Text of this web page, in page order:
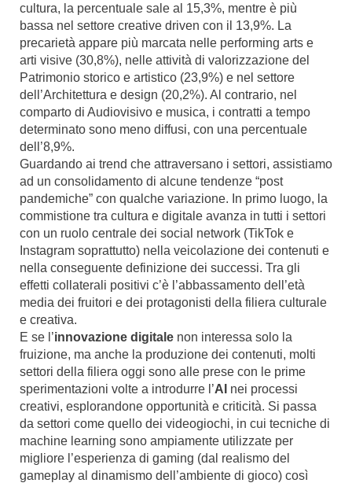
cultura, la percentuale sale al 15,3%, mentre è più
bassa nel settore creative driven con il 13,9%. La
precarietà appare più marcata nelle performing arts e
arti visive (30,8%), nelle attività di valorizzazione del
Patrimonio storico e artistico (23,9%) e nel settore
dell’Architettura e design (20,2%). Al contrario, nel
comparto di Audiovisivo e musica, i contratti a tempo
determinato sono meno diffusi, con una percentuale
dell’8,9%.
Guardando ai trend che attraversano i settori, assistiamo
ad un consolidamento di alcune tendenze “post
pandemiche” con qualche variazione. In primo luogo, la
commistione tra cultura e digitale avanza in tutti i settori
con un ruolo centrale dei social network (TikTok e
Instagram soprattutto) nella veicolazione dei contenuti e
nella conseguente definizione dei successi. Tra gli
effetti collaterali positivi c’è l’abbassamento dell’età
media dei fruitori e dei protagonisti della filiera culturale
e creativa.
E se l’innovazione digitale non interessa solo la
fruizione, ma anche la produzione dei contenuti, molti
settori della filiera oggi sono alle prese con le prime
sperimentazioni volte a introdurre l’AI nei processi
creativi, esplorandone opportunità e criticità. Si passa
da settori come quello dei videogiochi, in cui tecniche di
machine learning sono ampiamente utilizzate per
migliore l’esperienza di gaming (dal realismo del
gameplay al dinamismo dell’ambiente di gioco) così